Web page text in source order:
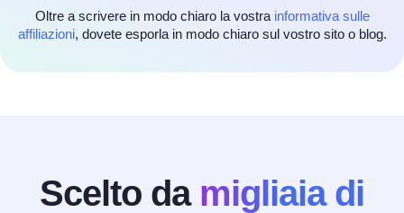
Oltre a scrivere in modo chiaro la vostra informativa sulle
affiliazioni, dovete esporla in modo chiaro sul vostro sito o blog.
Scelto da migliaia di